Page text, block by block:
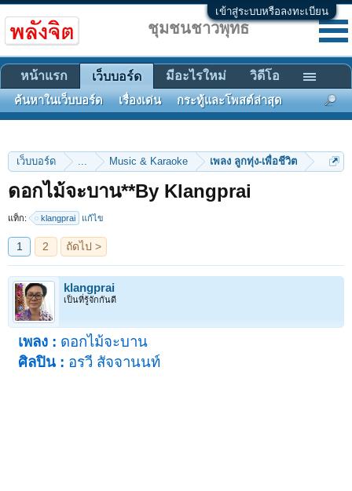
เข้าสู่ระบบหรือลงทะเบียน
เว็บบอร์ด ... Music & Karaoke เพลง ลูกทุ่ง-เพื่อชีวิต
ดอกไม้จะบาน**By Klangprai
แท็ก: klangprai แก้ไข
klangprai
เป็นที่รู้จักกันดี
เพลง : ดอกไม้จะบาน
ศิลปิน : อรวี สัจจานนท์
ชุมชนชาวพุทธ
หน้าแรก เว็บบอร์ด
ค้นหาในเว็บบอร์ด เรื่องเด่น กระทู้และโพสต์ล่าสุด
มีอะไรใหม่ วิดีโอ